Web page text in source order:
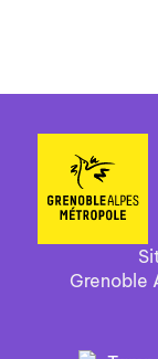
Grenoble